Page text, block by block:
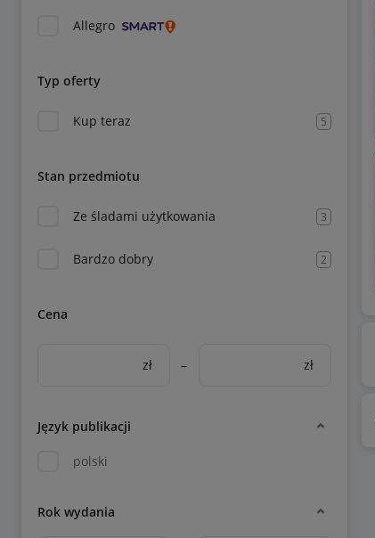
Allegro
Typ oferty
Kup teraz 5
Stan przedmiotu
Ze śladami użytkowania 3
Bardzo dobry 2
Cena
zł – zł
Język publikacji
polski
Rok wydania